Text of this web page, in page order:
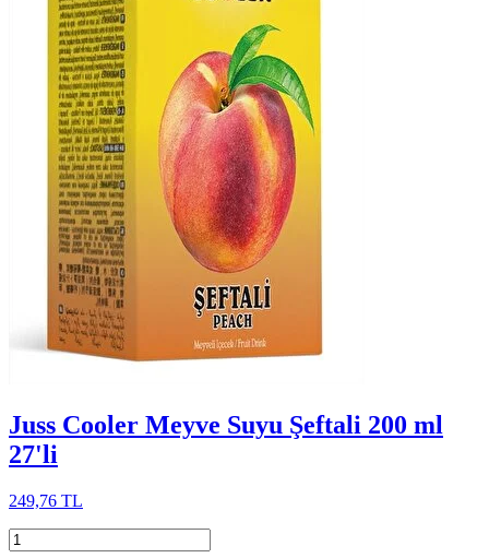
Juss Cooler Meyve Suyu Şeftali 200 ml
27'li
249,76 TL